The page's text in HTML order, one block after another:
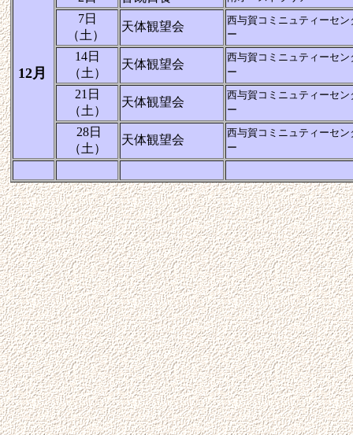
12月
7日
（土）
天体観望会
西与賀コミニュティーセン
ー
14日
（土）
天体観望会
西与賀コミニュティーセン
ー
21日
（土）
天体観望会
西与賀コミニュティーセン
ー
28日
（土）
天体観望会
西与賀コミニュティーセン
ー